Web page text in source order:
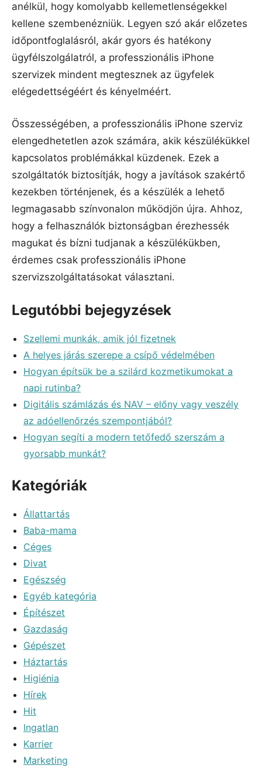
anélkül, hogy komolyabb kellemetlenségekkel
kellene szembenézniük. Legyen szó akár előzetes
időpontfoglalásról, akár gyors és hatékony
ügyfélszolgálatról, a professzionális iPhone
szervizek mindent megtesznek az ügyfelek
elégedettségéért és kényelméért.
Összességében, a professzionális iPhone szerviz
elengedhetetlen azok számára, akik készülékükkel
kapcsolatos problémákkal küzdenek. Ezek a
szolgáltatók biztosítják, hogy a javítások szakértő
kezekben történjenek, és a készülék a lehető
legmagasabb színvonalon működjön újra. Ahhoz,
hogy a felhasználók biztonságban érezhessék
magukat és bízni tudjanak a készülékükben,
érdemes csak professzionális iPhone
szervizszolgáltatásokat választani.
Legutóbbi bejegyzések
Szellemi munkák, amik jól fizetnek
A helyes járás szerepe a csípő védelmében
Hogyan építsük be a szilárd kozmetikumokat a
napi rutinba?
Digitális számlázás és NAV – előny vagy veszély
az adóellenőrzés szempontjából?
Hogyan segíti a modern tetőfedő szerszám a
gyorsabb munkát?
Kategóriák
Állattartás
Baba-mama
Céges
Divat
Egészség
Egyéb kategória
Építészet
Gazdaság
Gépészet
Háztartás
Higiénia
Hírek
Hit
Ingatlan
Karrier
Marketing